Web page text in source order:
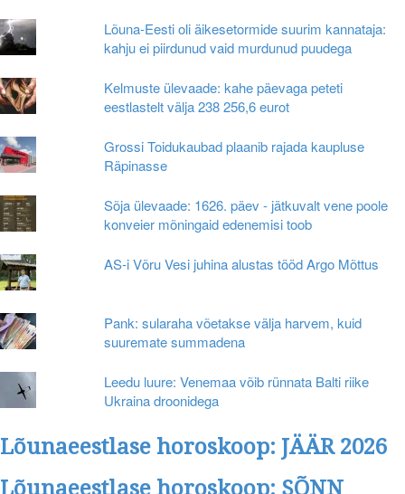
Lõuna-Eesti oli äikesetormide suurim kannataja:
kahju ei piirdunud vaid murdunud puudega
Kelmuste ülevaade: kahe päevaga peteti
eestlastelt välja 238 256,6 eurot
Grossi Toidukaubad plaanib rajada kaupluse
Räpinasse
Sõja ülevaade: 1626. päev - jätkuvalt vene poole
konveier mõningaid edenemisi toob
AS-i Võru Vesi juhina alustas tööd Argo Mõttus
Pank: sularaha võetakse välja harvem, kuid
suuremate summadena
Leedu luure: Venemaa võib rünnata Balti riike
Ukraina droonidega
Lõunaeestlase horoskoop: JÄÄR 2026
Lõunaeestlase horoskoop: SÕNN